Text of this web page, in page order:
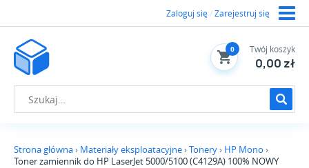
Zaloguj się /Zarejestruj się
0 Twój koszyk
0,00 zł
Strona główna Materiały eksploatacyjne Tonery
HP Mono
Toner zamiennik do HP LaserJet 5000/5100 (C4129A) 100% NOWY